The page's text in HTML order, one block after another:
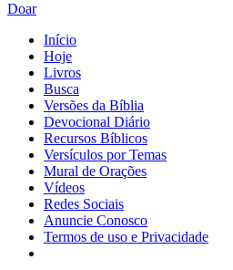
Doar
Início
Hoje
Livros
Busca
Versões da Bíblia
Devocional Diário
Recursos Bíblicos
Versículos por Temas
Mural de Orações
Vídeos
Redes Sociais
Anuncie Conosco
Termos de uso e Privacidade